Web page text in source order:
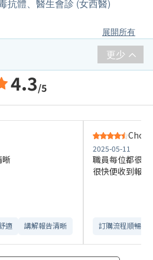
抗體、醫生會診 (女西醫)
展開所有
更少
4.3/5
適​ 講解報告清晰​
Choi
2025-05-11
職員每位都很
很快便收到報告
訂購流程順暢